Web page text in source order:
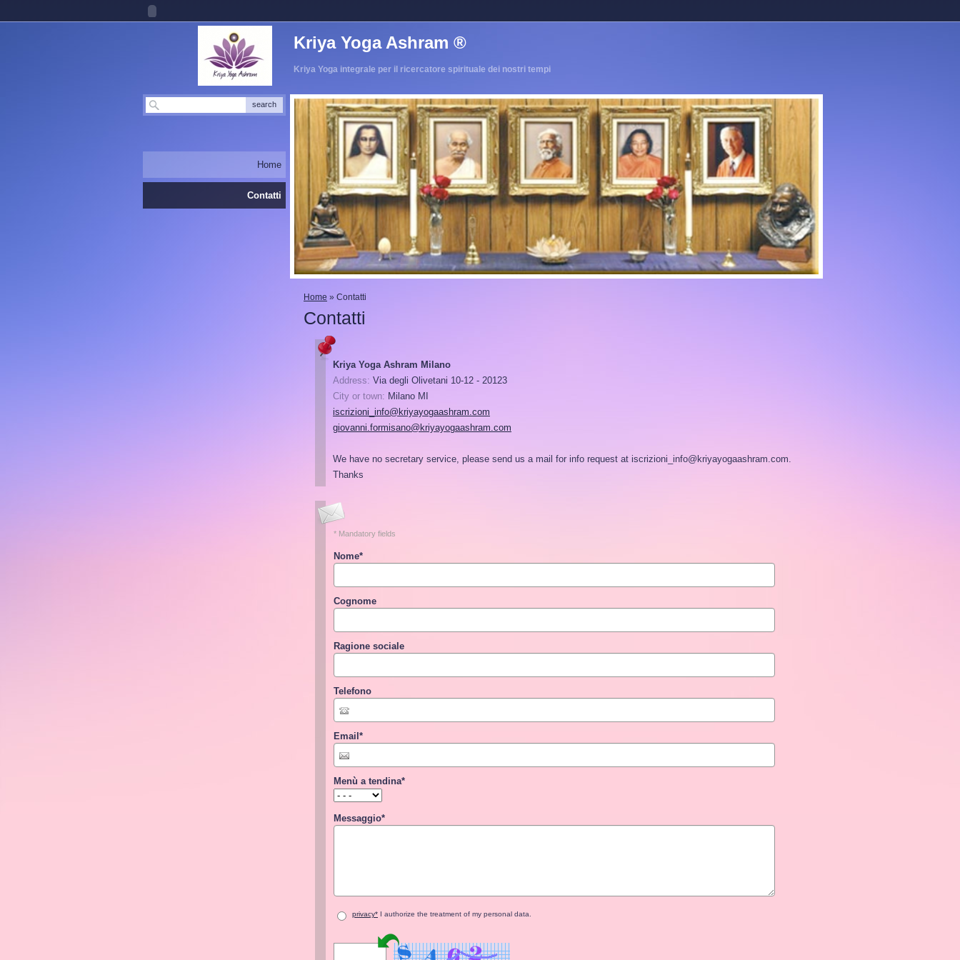
Kriya Yoga Ashram ®
Kriya Yoga integrale per il ricercatore spirituale dei nostri tempi
Home » Contatti
Contatti
Kriya Yoga Ashram Milano
Address: Via degli Olivetani 10-12 - 20123
City or town: Milano MI
iscrizioni_info@kriyayogaashram.com
giovanni.formisano@kriyayogaashram.com
We have no secretary service, please send us a mail for info request at iscrizioni_info@kriyayogaashram.com.
Thanks
* Mandatory fields
Nome*
Cognome
Ragione sociale
Telefono
Email *
Menù a tendina*
Messaggio*
privacy* I authorize the treatment of my personal data.
Home
Contatti